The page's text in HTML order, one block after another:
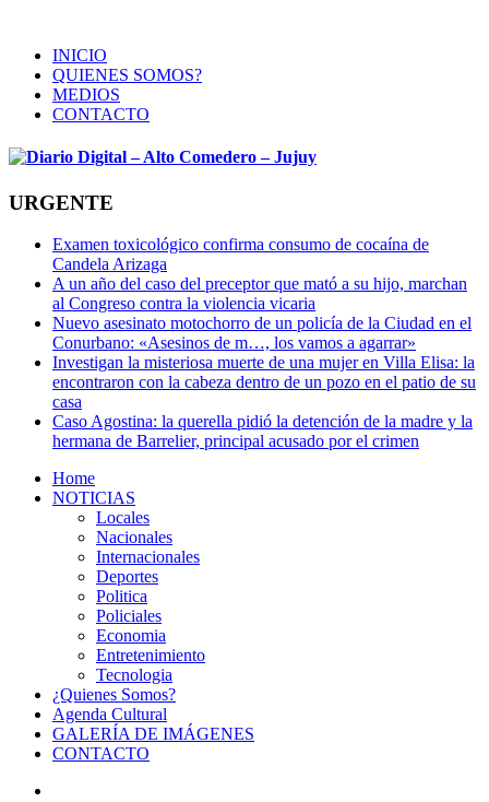
INICIO
QUIENES SOMOS?
MEDIOS
CONTACTO
URGENTE
Examen toxicológico confirma consumo de cocaína de
Candela Arizaga
A un año del caso del preceptor que mató a su hijo, marchan
al Congreso contra la violencia vicaria
Nuevo asesinato motochorro de un policía de la Ciudad en el
Conurbano: «Asesinos de m…, los vamos a agarrar»
Investigan la misteriosa muerte de una mujer en Villa Elisa: la
encontraron con la cabeza dentro de un pozo en el patio de su
casa
Caso Agostina: la querella pidió la detención de la madre y la
hermana de Barrelier, principal acusado por el crimen
Home
NOTICIAS
Locales
Nacionales
Internacionales
Deportes
Politica
Policiales
Economia
Entretenimiento
Tecnologia
¿Quienes Somos?
Agenda Cultural
GALERÍA DE IMÁGENES
CONTACTO